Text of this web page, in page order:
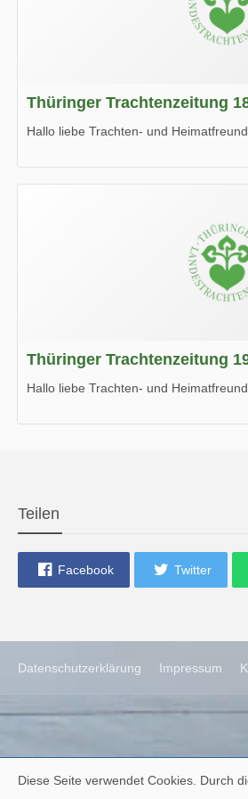
Thüringer Trachtenzeitung
Hallo liebe Trachten- und
Wir wünschen Euch viel Spaß beim
Thüringer Trachtenzeitung
Hallo liebe Trachten- und
Teilen
Facebook Twitter
Datenschutzerklärung Impressum
Diese Seite verwendet Cookies. Durch